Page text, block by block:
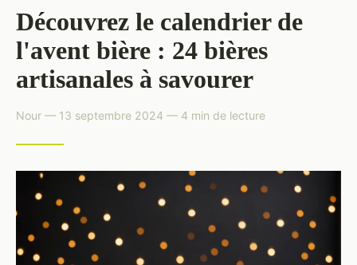
Découvrez le calendrier de
l'avent bière : 24 bières
artisanales à savourer
Nour — 13 septembre 2024 — 4 min de lecture